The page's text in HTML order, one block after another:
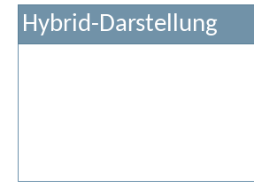
Hybrid-Darstellung